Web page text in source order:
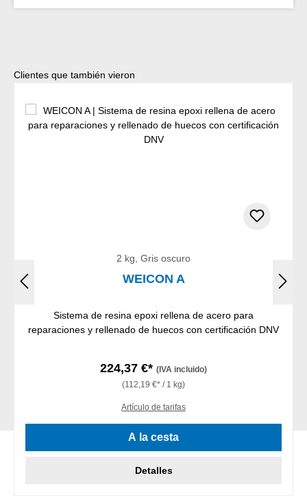
Omitir la galería de productos
Clientes que también vieron
2 kg, Gris oscuro
WEICON A
Sistema de resina epoxi rellena de acero para
reparaciones y rellenado de huecos con certificación DNV
224,37 €* (IVA incluido)
(112,19 €* / 1 kg)
Artículo de tarifas
A la cesta
Detalles